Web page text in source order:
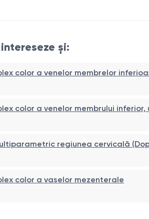
și:
color a venelor membrelor
color a venelor membrului
regiunea cervicală
color a vaselor mezenterale